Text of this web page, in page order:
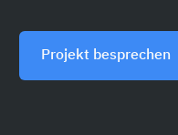
Projekt besprechen